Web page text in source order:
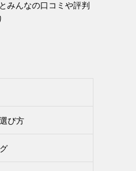
みんなの口コミや評判
び方